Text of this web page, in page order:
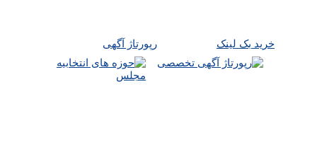
خرید بک لینک رپورتاژ آگهی